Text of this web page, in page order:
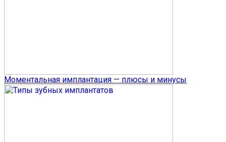
Моментальная имплантация — плюсы и минусы